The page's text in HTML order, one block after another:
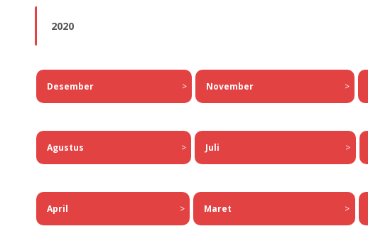
2020
Desember > November >
Agustus > Juli >
April > Maret >